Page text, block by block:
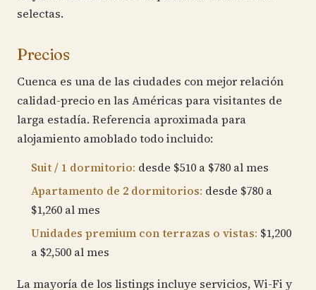
selectas.
Precios
Cuenca es una de las ciudades con mejor relación
calidad-precio en las Américas para visitantes de
larga estadía. Referencia aproximada para
alojamiento amoblado todo incluido:
Suit / 1 dormitorio: desde $510 a $780 al mes
Apartamento de 2 dormitorios: desde $780 a
$1,260 al mes
Unidades premium con terrazas o vistas: $1,200
a $2,500 al mes
La mayoría de los listings incluye servicios, Wi-Fi y